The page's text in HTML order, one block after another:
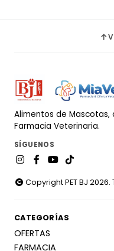
Alimentos de
Farmacia Veterinaria.
SÍGUENOS
Copyright PET BJ
CATEGORÍAS
OFERTAS
FARMACIA